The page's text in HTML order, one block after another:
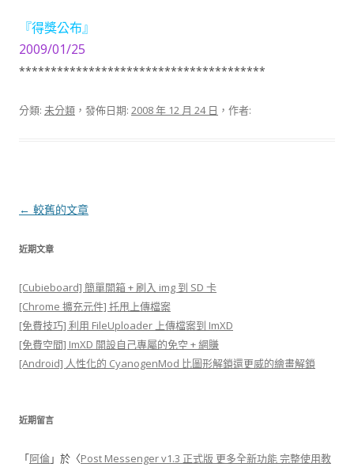
『得獎公布』
2009/01/25
***************************************
分類: 未分類 ，發佈日期: 2008 年 12 月 24 日 ，作者:
文
導
← 較舊的文章
近期文章
[Cubieboard] 簡單開箱 + 刷入 img 到 SD 卡
[Chrome 擴充元件] 托甩上傳檔案
[免費技巧] 利用 FileUploader 上傳檔案到 ImXD
[免費空間] ImXD 開設自己專屬的免空 + 網賺
[Android] 人性化的 CyanogenMod 比圖形解鎖還更威的繪畫解鎖
近期留言
「阿倫」於〈Post Messenger v1.3 正式版 更多全新功能 完整使用教